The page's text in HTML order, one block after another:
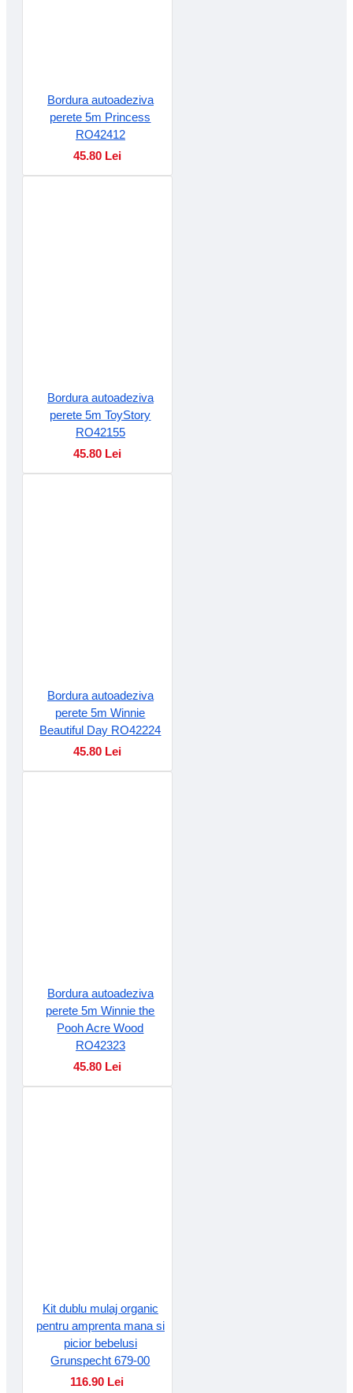
Bordura autoadeziva
perete 5m Princess
RO42412
45.80 Lei
Bordura autoadeziva
perete 5m ToyStory
RO42155
45.80 Lei
Bordura autoadeziva
perete 5m Winnie
Beautiful Day RO42224
45.80 Lei
Bordura autoadeziva
perete 5m Winnie the
Pooh Acre Wood
RO42323
45.80 Lei
Kit dublu mulaj organic
pentru amprenta mana si
picior bebelusi
Grunspecht 679-00
116.90 Lei